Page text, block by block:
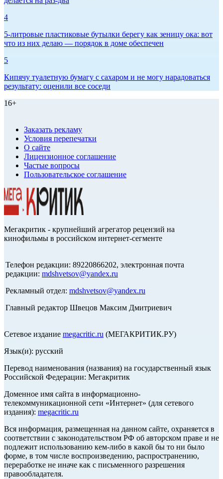
4
5-литровые пластиковые бутылки берегу как зеницу ока: вот
что из них делаю — порядок в доме обеспечен
5
Кипячу туалетную бумагу с сахаром и не могу нарадоваться
результату: оценили все соседи
16+
Заказать рекламу
Условия перепечатки
О сайте
Лицензионное соглашение
Частые вопросы
Пользовательское соглашение
Мегакритик - крупнейший агрегатор рецензий на
кинофильмы в российском интернет-сегменте
Телефон редакции: 89220866202, электронная почта
редакции: mdshvetsov@yandex.ru
Рекламный отдел: mdshvetsov@yandex.ru
Главный редактор Швецов Максим Дмитриевич
Сетевое издание megacritic.ru (МЕГАКРИТИК.РУ)
Язык(и): русский
Перевод наименования (названия) на государственный язык
Российской Федерации: Мегакритик
Доменное имя сайта в информационно-
телекоммуникационной сети «Интернет» (для сетевого
издания): megacritic.ru
Вся информация, размещенная на данном сайте, охраняется в
соответствии с законодательством РФ об авторском праве и не
подлежит использованию кем-либо в какой бы то ни было
форме, в том числе воспроизведению, распространению,
переработке не иначе как с письменного разрешения
правообладателя.